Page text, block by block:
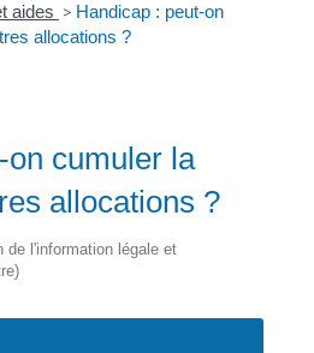
aides > Handicap : peut-on
allocations ?
on cumuler la
allocations ?
de l'information légale et